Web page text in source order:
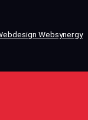
Websynergy